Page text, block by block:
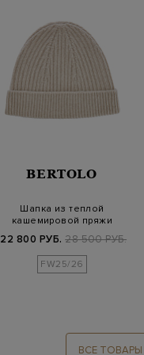
BERTOLO
Шапка из теплой
кашемировой пряжи
22 800 РУБ. 28 500 РУБ.
FW25/26
ВСЕ ТОВАРЫ